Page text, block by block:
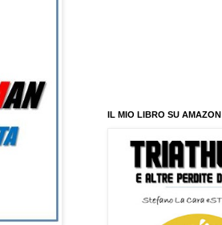
IL MIO LIBRO SU AMAZON